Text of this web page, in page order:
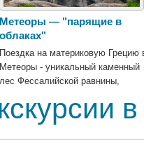
Метеоры — "парящие в
облаках"
Поездка на материковую Грецию
Метеоры - уникальный каменный
лес Фессалийской равнины,
Православного Востока.